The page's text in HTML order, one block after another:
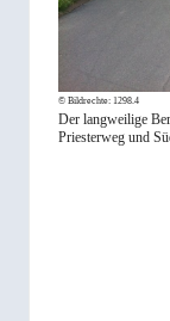
© Bildrechte: 1298.4
Der langweilige
Priesterweg und